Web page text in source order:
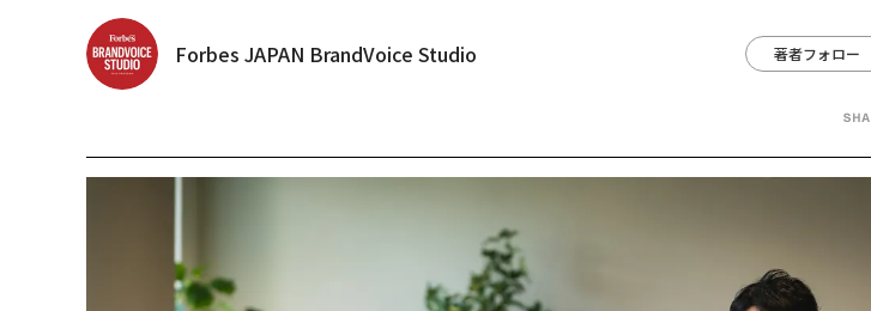
Forbes JAPAN BrandVoice Studio 著者フォロー